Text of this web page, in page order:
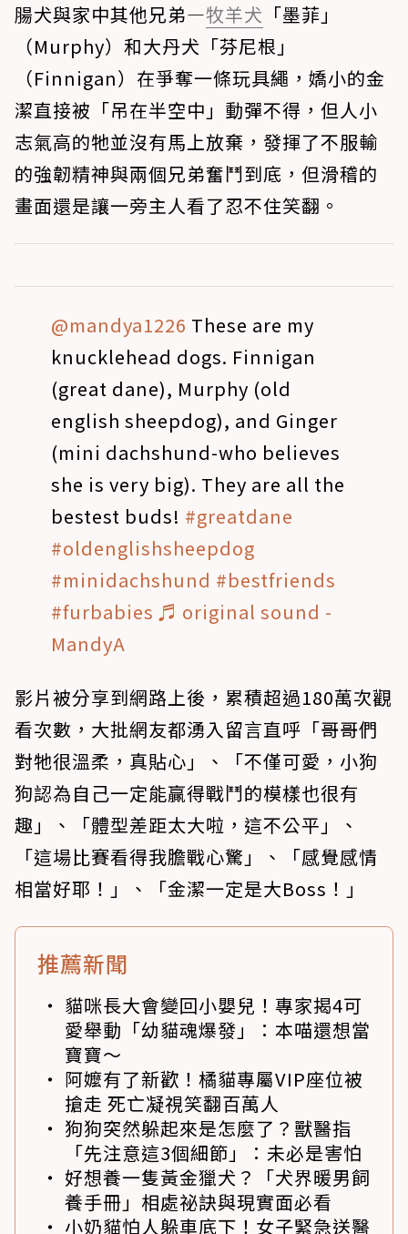
腸犬與家中其他兄弟—牧羊犬 「墨菲」
（Murphy）和大丹犬「芬尼根」
（Finnigan）在爭奪一條玩具繩，嬌小的金
潔直接被「吊在半空中」動彈不得，但人小
志氣高的牠並沒有馬上放棄，發揮了不服輸
的強韌精神與兩個兄弟奮鬥到底，但滑稽的
畫面還是讓一旁主人看了忍不住笑翻。
@mandya1226 These are my
knucklehead dogs. Finnigan
(great dane), Murphy (old
english sheepdog), and Ginger
(mini dachshund-who believes
she is very big). They are all the
bestest buds! #greatdane
#oldenglishsheepdog
#minidachshund #bestfriends
#furbabies ♬ original sound -
MandyA
影片被分享到網路上後，累積超過180萬次觀
看次數，大批網友都湧入留言直呼「哥哥們
對牠很溫柔，真貼心」、「不僅可愛，小狗
狗認為自己一定能贏得戰鬥的模樣也很有
趣」、「體型差距太大啦，這不公平」、
「這場比賽看得我膽戰心驚」、「感覺感情
相當好耶！」、「金潔一定是大Boss！」
推薦新聞
貓咪長大會變回小嬰兒！專家揭4可
愛舉動「幼貓魂爆發」：本喵還想當
寶寶～
阿嬤有了新歡！橘貓專屬VIP座位被
搶走 死亡凝視笑翻百萬人
狗狗突然躲起來是怎麼了？獸醫指
「先注意這3個細節」：未必是害怕
好想養一隻黃金獵犬？「犬界暖男飼
養手冊」相處祕訣與現實面必看
小奶貓怕人躲車底下！女子緊急送醫